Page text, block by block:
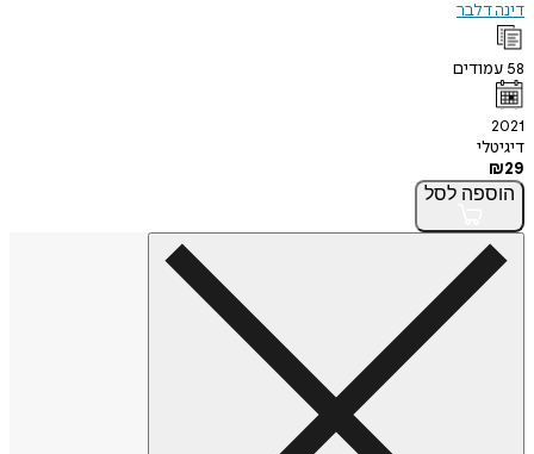
דינה דלבר
58 עמודים
2021
דיגיטלי
₪29
הוספה לסל